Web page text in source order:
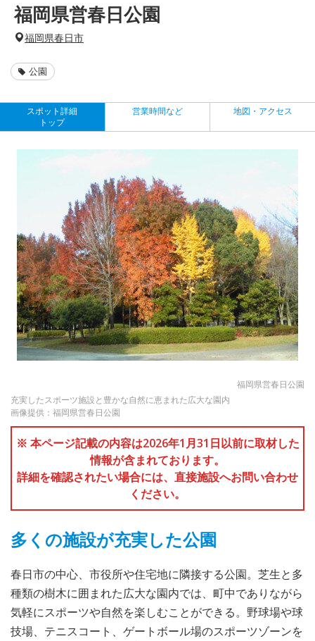
福岡県営春日公園
福岡県春日市
公園
スポット詳細
トップ
営業時間など 地図・アクセス
福岡県営春日公園
充実したスポーツ施設と豊かな自然に恵まれた広大な園内
画像提供：福岡県営春日公園
※ 本ページ記載の内容は2026年1月31日以前に取材した
情報が含まれております。
詳細を確認されたい場合には、直接施設へお問い合わせ
ください。
多くの施設が充実した公園
春日市の中心、市役所や住宅地に隣接する公園。芝生と多
種類の樹木に囲まれた広大な園内では、町中でありながら
気軽にスポーツや自然を楽しむことができる。野球場や球
技場、テニスコート、ゲートボール場のスポーツゾーンを